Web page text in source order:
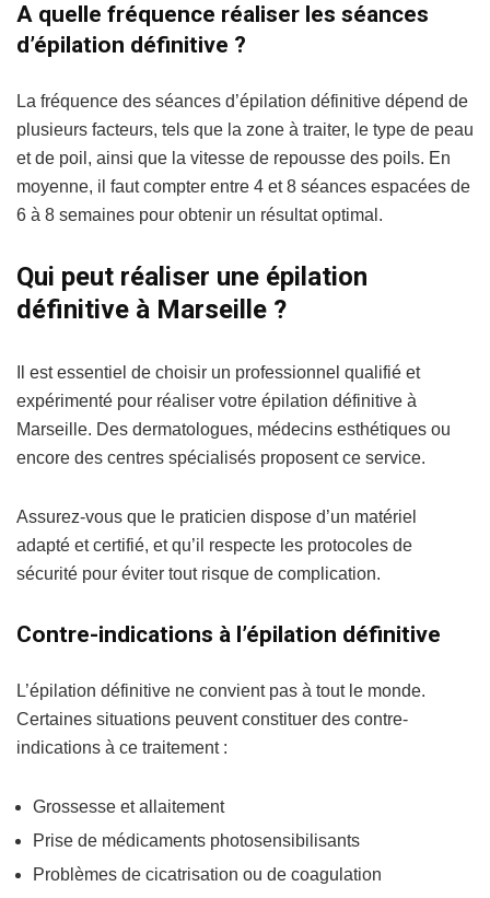
A quelle fréquence réaliser les séances
d’épilation définitive ?
La fréquence des séances d’épilation définitive dépend de
plusieurs facteurs, tels que la zone à traiter, le type de peau
et de poil, ainsi que la vitesse de repousse des poils. En
moyenne, il faut compter entre 4 et 8 séances espacées de
6 à 8 semaines pour obtenir un résultat optimal.
Qui peut réaliser une épilation
définitive à Marseille ?
Il est essentiel de choisir un professionnel qualifié et
expérimenté pour réaliser votre épilation définitive à
Marseille. Des dermatologues, médecins esthétiques ou
encore des centres spécialisés proposent ce service.
Assurez-vous que le praticien dispose d’un matériel
adapté et certifié, et qu’il respecte les protocoles de
sécurité pour éviter tout risque de complication.
Contre-indications à l’épilation définitive
L’épilation définitive ne convient pas à tout le monde.
Certaines situations peuvent constituer des contre-
indications à ce traitement :
Grossesse et allaitement
Prise de médicaments photosensibilisants
Problèmes de cicatrisation ou de coagulation